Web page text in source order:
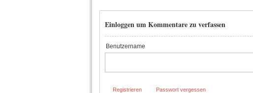
Einloggen um Kommentare zu verfassen
Benutzername
Registrieren Passwort vergessen